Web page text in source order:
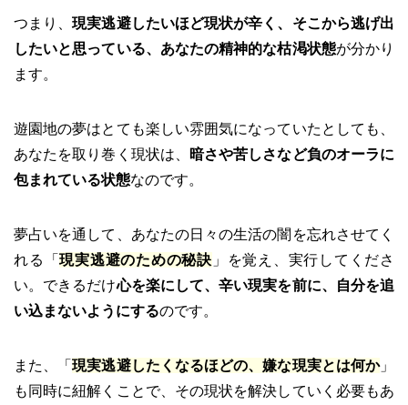
つまり、現実逃避したいほど現状が辛く、そこから逃げ出
したいと思っている、あなたの精神的な枯渇状態が分かり
ます。
遊園地の夢はとても楽しい雰囲気になっていたとしても、
あなたを取り巻く現状は、
暗さや苦しさなど負のオーラに
包まれている状態なのです。
夢占いを通して、あなたの日々の生活の闇を忘れさせてく
れる「現実逃避のための秘訣 」を覚え、実行してくださ
い。できるだけ心を楽にして、辛い現実を前に、自分を追
い込まないようにするのです。
また、「現実逃避したくなるほどの、嫌な現実とは何か」
も同時に紐解くことで、その現状を解決していく必要もあ